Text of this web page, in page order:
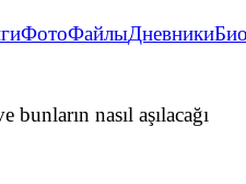
ФотоФайлыДневники
nasıl aşılacağı